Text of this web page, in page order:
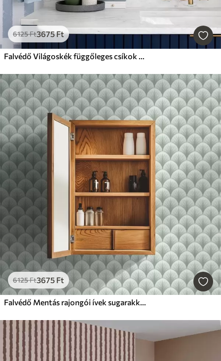
6125Ft3675Ft
Falvédő Világoskék függőleges csíkok világos háttér előtt
6125Ft3675 Ft
Falvédő Mentás rajongói ívek sugarakkal, lágy zöldes háttérrel